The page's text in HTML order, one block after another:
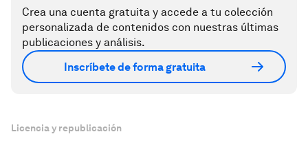
Crea una cuenta gratuita y accede a tu colección
personalizada de contenidos con nuestras últimas
publicaciones y análisis.
Inscríbete de forma gratuita
Licencia y republicación